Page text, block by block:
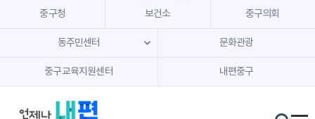
본문 내용 바로가기
주메뉴 바로가기
중구청 보건소 중구의회
동주민센터 문화관광
중구교육지원센터 내편중구